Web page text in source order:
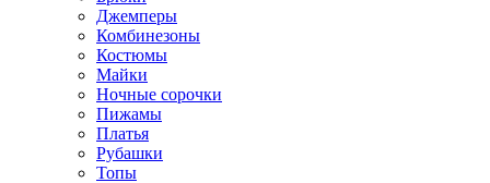
Джемперы
Комбинезоны
Костюмы
Майки
Ночные сорочки
Пижамы
Платья
Рубашки
Топы